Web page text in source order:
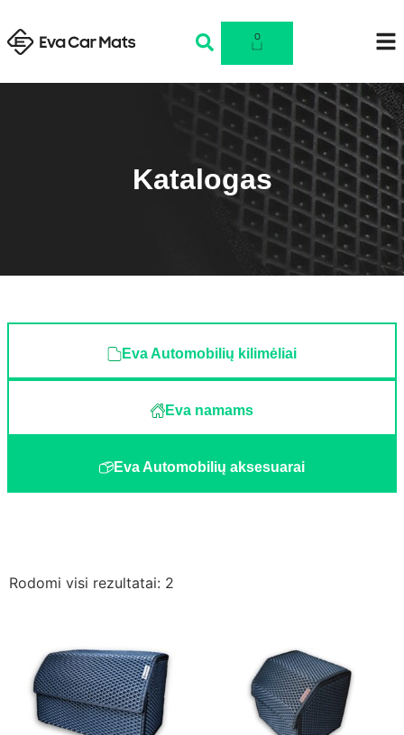
0
Katalogas
Eva Automobilių kilimėliai
Eva namams
Eva Automobilių aksesuarai
Rodomi visi rezultatai: 2